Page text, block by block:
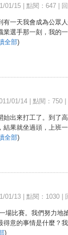
01/15 點閱：647
有一天我會成為公眾
選手那一刻，我的
全部)
01/14 點閱：750
出來打工了。到了
果就坐過頭，上班
全部)
01/13 點閱：1030
場比賽。我們努力地
得意的事情是什麼？
)